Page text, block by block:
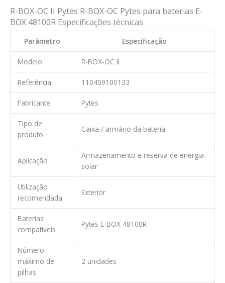
R-BOX-OC II Pytes R-BOX-OC Pytes para baterias E-
BOX 48100R Especificações técnicas
Parâmetro Especificação
Modelo R-BOX-OC II
Referência 110409100133
Fabricante Pytes
Tipo de
produto
Caixa / armário da bateria
Aplicação
Armazenamento e reserva de energia
solar
Utilização
recomendada
Exterior
Baterias
compatíveis
Pytes E-BOX 48100R
Número
máximo de
pilhas
2 unidades